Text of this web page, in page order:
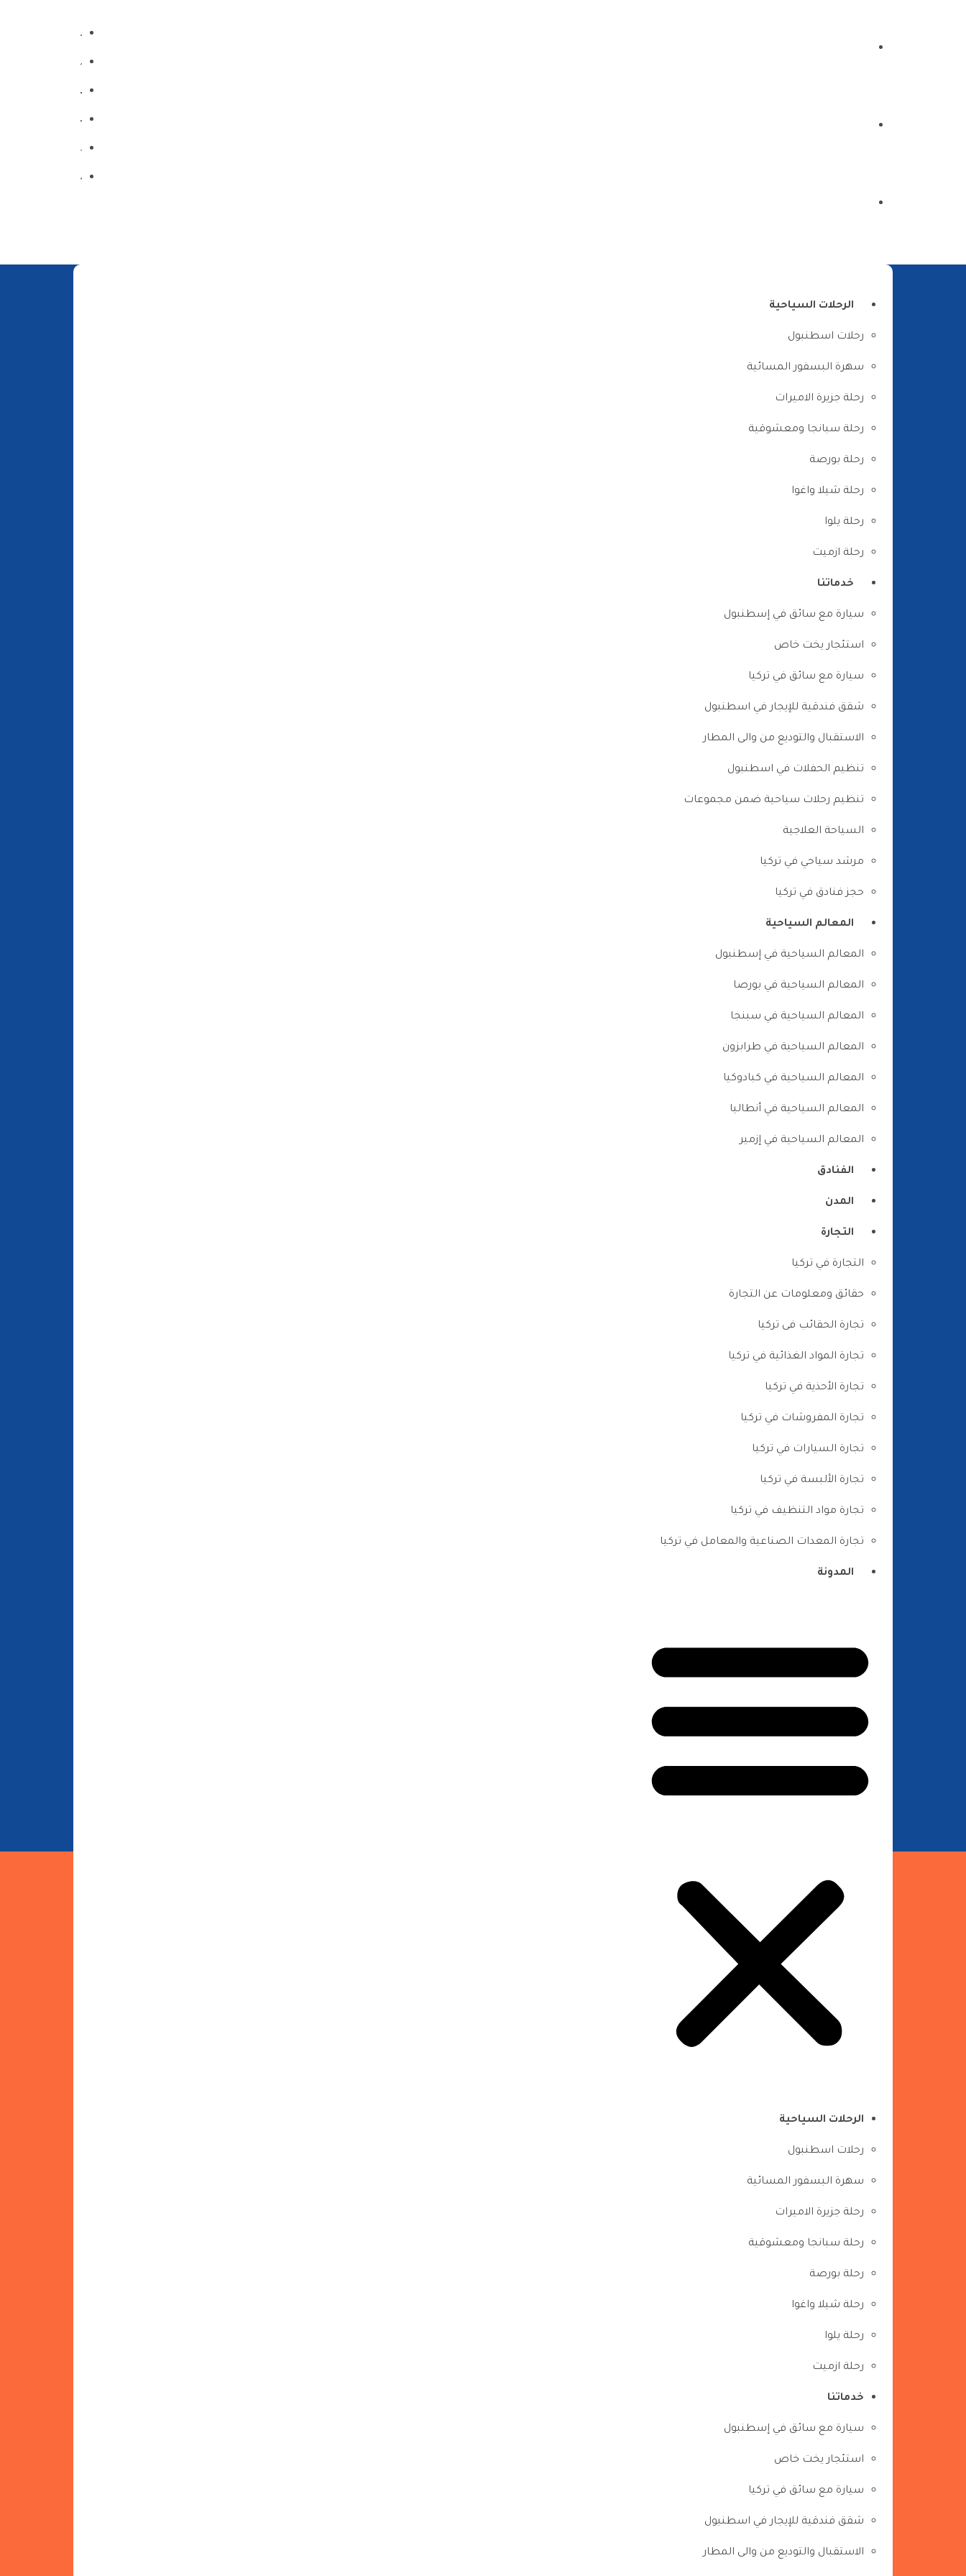
الرحلات السياحية
رحلات اسطنبول
سهرة البسفور المسائية
رحلة جزيرة الاميرات
رحلة سبانجا ومعشوقية
رحلة بورصة
رحلة شيلا واغوا
رحلة يلوا
رحلة ازميت
خدماتنا
سيارة مع سائق في إسطنبول
استئجار يخت خاص
سيارة مع سائق في تركيا
شقق فندقية للإيجار في اسطنبول
الاستقبال والتوديع من والى المطار
تنظيم الحفلات في اسطنبول
تنظيم رحلات سياحية ضمن مجموعات
السياحة العلاجية
مرشد سياحي في تركيا
حجز فنادق في تركيا
المعالم السياحية
المعالم السياحية في إسطنبول
المعالم السياحية في بورصا
المعالم السياحية في سبنجا
المعالم السياحية في طرابزون
المعالم السياحية في كبادوكيا
المعالم السياحية في أنطاليا
المعالم السياحية في إزمير
الفنادق
المدن
التجارة
التجارة في تركيا
حقائق ومعلومات عن التجارة
تجارة الحقائب فى تركيا
تجارة المواد الغذائية في تركيا
تجارة الأحذية في تركيا
تجارة المفروشات في تركيا
تجارة السيارات في تركيا
تجارة الألبسة في تركيا
تجارة مواد التنظيف في تركيا
تجارة المعدات الصناعية والمعامل في تركيا
المدونة
الرحلات السياحية
رحلات اسطنبول
سهرة البسفور المسائية
رحلة جزيرة الاميرات
رحلة سبانجا ومعشوقية
رحلة بورصة
رحلة شيلا واغوا
رحلة يلوا
رحلة ازميت
خدماتنا
سيارة مع سائق في إسطنبول
استئجار يخت خاص
سيارة مع سائق في تركيا
شقق فندقية للإيجار في اسطنبول
الاستقبال والتوديع من والى المطار